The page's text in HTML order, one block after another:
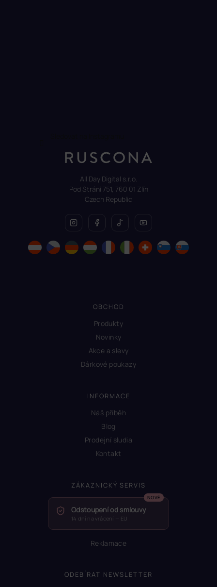
All Day Digital s.r.o.
Pod Strání 751, 760 01 Zlín
Czech Republic
OBCHOD
Produkty
Novinky
Akce a slevy
Dárkové poukazy
INFORMACE
Náš příběh
Blog
Prodejní sludia
Kontakt
ZÁKAZNICKÝ SERVIS
Odstoupení od smlouvy
14 dní na vrácení — EU
Reklamace
ODEBÍRAT NEWSLETTER